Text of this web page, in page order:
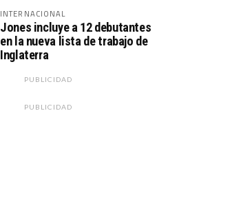
INTERNACIONAL
Jones incluye a 12 debutantes
en la nueva lista de trabajo de
Inglaterra
PUBLICIDAD
PUBLICIDAD